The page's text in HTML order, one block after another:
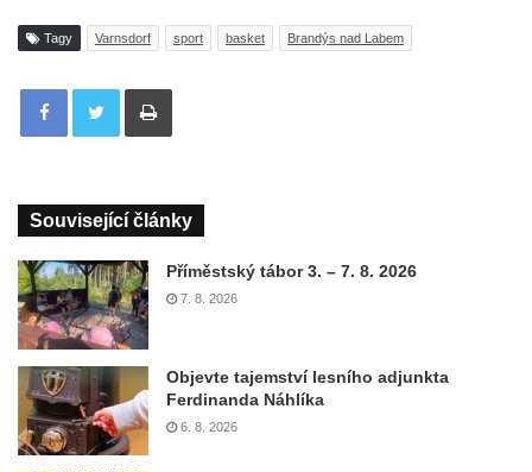
Tagy Varnsdorf sport basket Brandýs nad Labem
Tisknout
Související články
Příměstský tábor 3. – 7. 8. 2026
7. 8. 2026
Objevte tajemství lesního adjunkta
Ferdinanda Náhlíka
6. 8. 2026